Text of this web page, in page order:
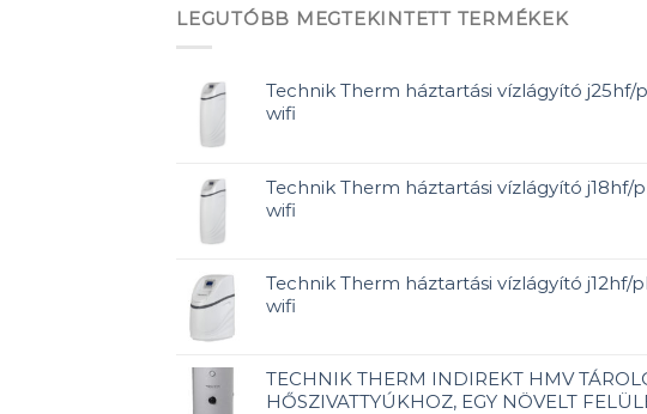
LEGUTÓBB MEGTEKINTETT TERMÉKEK
Technik Therm háztartási vízlágyító j25hf/
wifi
Technik Therm háztartási vízlágyító j18hf/
wifi
Technik Therm háztartási vízlágyító j12hf/
wifi
TECHNIK THERM INDIREKT HMV
HŐSZIVATTYÚKHOZ, EGY NÖVELT